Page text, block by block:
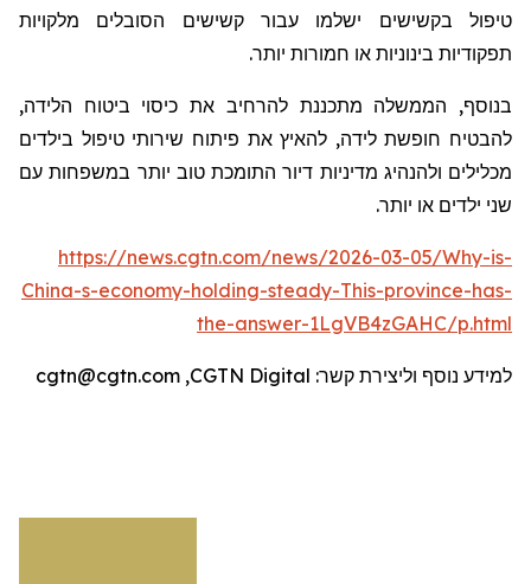
טיפול בקשישים ישלמו עבור קשישים הסובלים מלקויות
תפקודיות בינוניות או חמורות יותר.
בנוסף, הממשלה מתכננת להרחיב את כיסוי ביטוח הלידה,
להבטיח חופשת לידה, להאיץ את פיתוח שירותי טיפול בילדים
מכלילים ולהנהיג מדיניות דיור התומכת טוב יותר במשפחות עם
שני ילדים או יותר.
https://news.cgtn.com/news/2026-03-05/Why-is-
China-s-economy-holding-steady-This-province-has-
the-answer-1LgVB4zGAHC/p.html
למידע נוסף וליצירת קשר: CGTN Digital
,
cgtn@cgtn.com